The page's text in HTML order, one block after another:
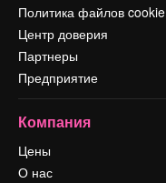
Политика файлов cookie
Центр доверия
Партнеры
Предприятие
Компания
Цены
О нас